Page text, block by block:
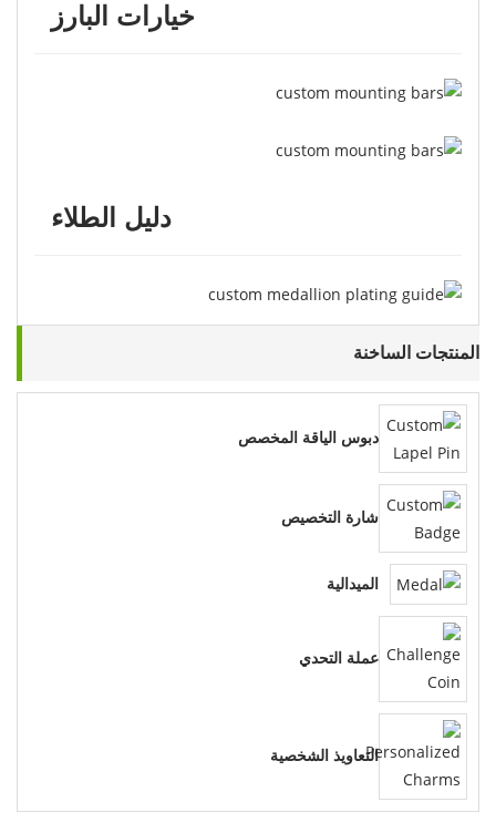
خيارات البارز
دليل الطلاء
المنتجات الساخنة
دبوس الياقة المخصص
شارة التخصيص
الميدالية
عملة التحدي
التعاويذ الشخصية